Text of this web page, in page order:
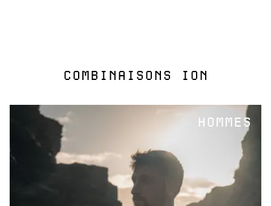
COMBINAISONS ION
HOMMES